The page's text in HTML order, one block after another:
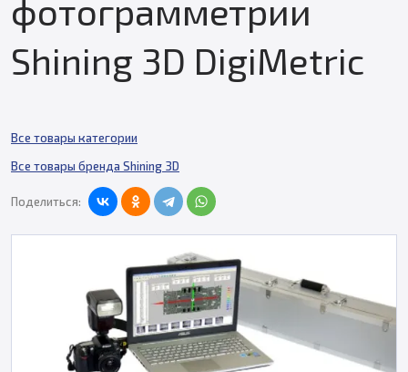
фотограмметрии
Shining 3D DigiMetric
Все товары категории
Все товары бренда Shining 3D
Поделиться: